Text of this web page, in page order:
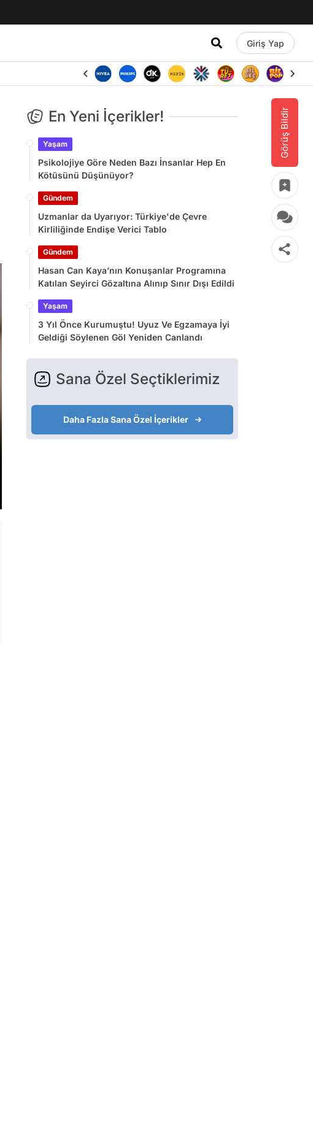
Giriş Yap
Görüş Bildir
En Yeni İçerikler!
Yaşam
Psikolojiye Göre Neden Bazı İnsanlar Hep En
Kötüsünü Düşünüyor?
Gündem
Uzmanlar da Uyarıyor: Türkiye'de Çevre
Kirliliğinde Endişe Verici Tablo
Gündem
Hasan Can Kaya’nın Konuşanlar Programına
Katılan Seyirci Gözaltına Alınıp Sınır Dışı Edildi
Yaşam
3 Yıl Önce Kurumuştu! Uyuz Ve Egzamaya İyi
Geldiği Söylenen Göl Yeniden Canlandı
Sana Özel Seçtiklerimiz
Daha Fazla Sana Özel İçerikler